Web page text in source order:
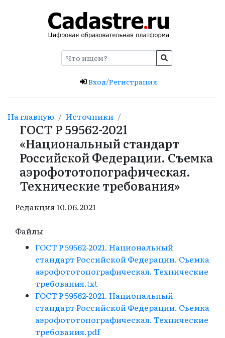
Вход/Регистрация
На главную Источники
ГОСТ Р 59562-2021
«Национальный стандарт
Российской Федерации. Съемка
аэрофототопографическая.
Технические требования»
Редакция10.06.2021
Файлы
ГОСТ Р 59562-2021. Национальный
стандарт Российской Федерации. Съемка
аэрофототопографическая. Технические
требования.txt
ГОСТ Р 59562-2021. Национальный
стандарт Российской Федерации. Съемка
аэрофототопографическая. Технические
требования.pdf